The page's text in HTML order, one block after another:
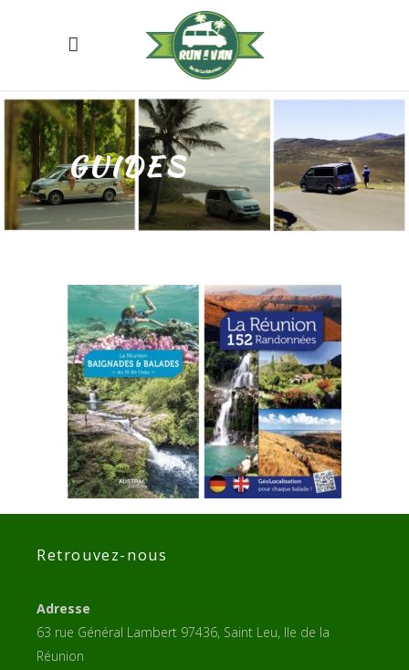
GUIDES
Retrouvez-nous
Adresse
63 rue Général Lambert 97436, Saint Leu, Ile de la
Réunion